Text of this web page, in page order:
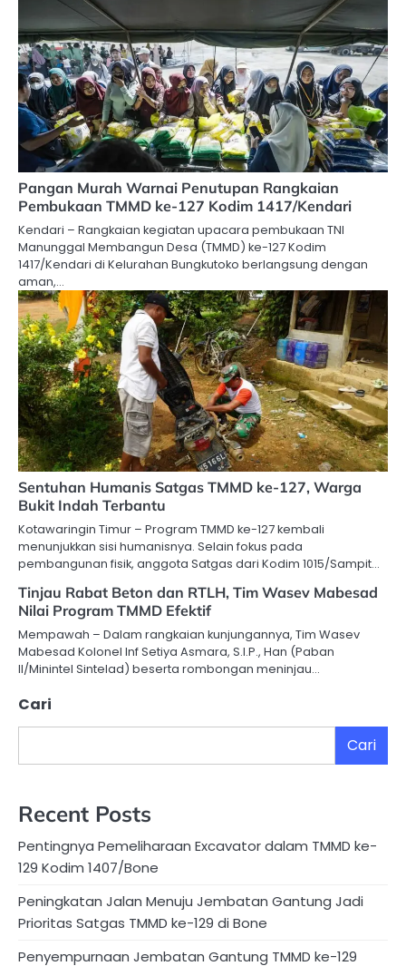
Pangan Murah Warnai Penutupan Rangkaian
Pembukaan TMMD ke-127 Kodim 1417/Kendari
Kendari – Rangkaian kegiatan upacara pembukaan TNI
Manunggal Membangun Desa (TMMD) ke-127 Kodim
1417/Kendari di Kelurahan Bungkutoko berlangsung dengan
aman,…
Sentuhan Humanis Satgas TMMD ke-127, Warga
Bukit Indah Terbantu
Kotawaringin Timur – Program TMMD ke-127 kembali
menunjukkan sisi humanisnya. Selain fokus pada
pembangunan fisik, anggota Satgas dari Kodim 1015/Sampit…
Tinjau Rabat Beton dan RTLH, Tim Wasev Mabesad
Nilai Program TMMD Efektif
Mempawah – Dalam rangkaian kunjungannya, Tim Wasev
Mabesad Kolonel Inf Setiya Asmara, S.I.P., Han (Paban
II/Minintel Sintelad) beserta rombongan meninjau…
Cari
Cari
Recent Posts
Pentingnya Pemeliharaan Excavator dalam TMMD ke-
129 Kodim 1407/Bone
Peningkatan Jalan Menuju Jembatan Gantung Jadi
Prioritas Satgas TMMD ke-129 di Bone
Penyempurnaan Jembatan Gantung TMMD ke-129